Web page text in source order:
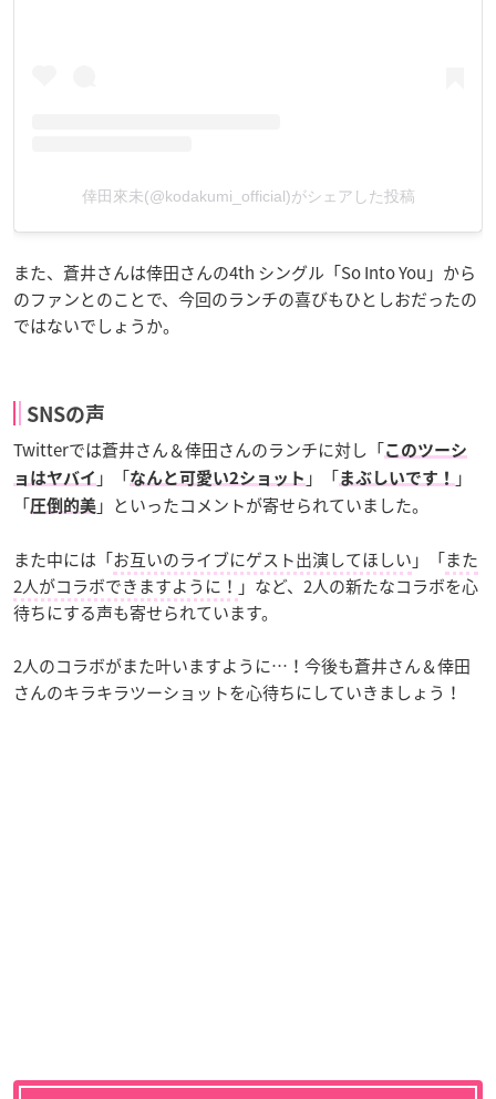
倖田來未(@kodakumi_official)がシェアした投稿
また、蒼井さんは倖田さんの4th シングル「So Into You」から
のファンとのことで、今回のランチの喜びもひとしおだったの
ではないでしょうか。
SNSの声
Twitterでは蒼井さん＆倖田さんのランチに対し「このツーシ
ョはヤバイ 」「なんと可愛い2ショット 」「まぶしいです！
」
「圧倒的美 」といったコメントが寄せられていました。
また中には「お互いのライブにゲスト出演してほしい 」「また
2人がコラボできますように！ 」など、2人の新たなコラボを心
待ちにする声も寄せられています。
2人のコラボがまた叶いますように…！今後も蒼井さん＆倖田
さんのキラキラツーショットを心待ちにしていきましょう！